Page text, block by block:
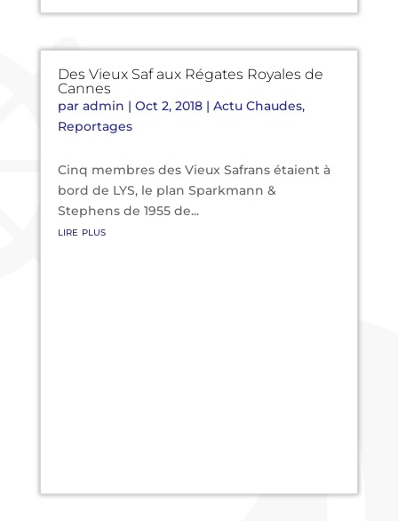
Des Vieux Saf aux Régates Royales de
Cannes
par admin | Oct 2, 2018| Actu Chaudes,
Reportages
Cinq membres des Vieux Safrans étaient à
bord de LYS, le plan Sparkmann &
Stephens de 1955 de...
lire plus